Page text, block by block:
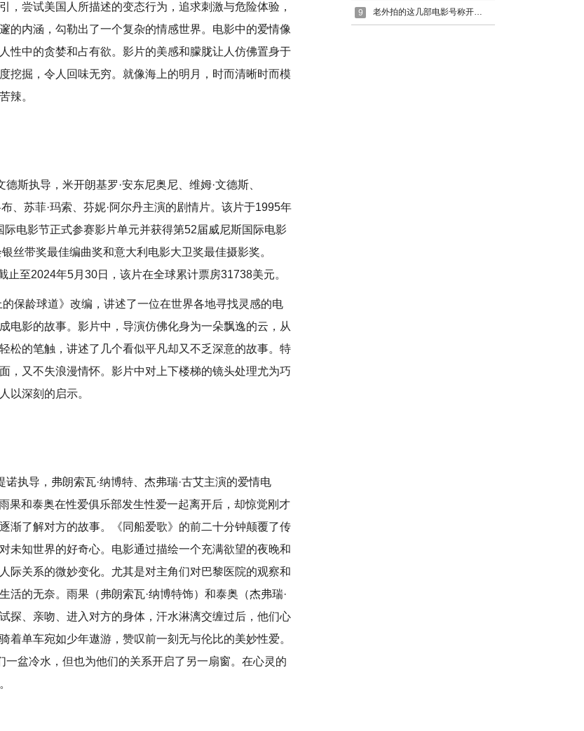
尝试美国人所描述的变态行为，追求刺激与危险体验，
的内涵，勾勒出了一个复杂的情感世界。电影中的爱情像
性中的贪婪和占有欲。影片的美感和朦胧让人仿佛置身于
挖掘，令人回味无穷。就像海上的明月，时而清晰时而模
辣。
斯执导，米开朗基罗·安东尼奥尼、维姆·文德斯、
、苏菲·玛索、芬妮·阿尔丹主演的剧情片。该片于1995年
电影节正式参赛影片单元并获得第52届威尼斯国际电影
丝带奖最佳编曲奖和意大利电影大卫奖最佳摄影奖。
至2024年5月30日，该片在全球累计票房31738美元。
保龄球道》改编，讲述了一位在世界各地寻找灵感的电
电影的故事。影片中，导演仿佛化身为一朵飘逸的云，从
松的笔触，讲述了几个看似平凡却又不乏深意的故事。特
，又不失浪漫情怀。影片中对上下楼梯的镜头处理尤为巧
以深刻的启示。
诺执导，弗朗索瓦·纳博特、杰弗瑞·古艾主演的爱情电
果和泰奥在性爱俱乐部发生性爱一起离开后，却惊觉刚才
渐了解对方的故事。《同船爱歌》的前二十分钟颠覆了传
未知世界的好奇心。电影通过描绘一个充满欲望的夜晚和
际关系的微妙变化。尤其是对主角们对巴黎医院的观察和
的无奈。雨果（弗朗索瓦·纳博特饰）和泰奥（杰弗瑞·
探、亲吻、进入对方的身体，汗水淋漓交缠过后，他们心
单车宛如少年遨游，赞叹前一刻无与伦比的美妙性爱。
一盆冷水，但也为他们的关系开启了另一扇窗。在心灵的
9 老外拍的这几部电影号称开局即是高潮，精彩不断，估计少有没看过的